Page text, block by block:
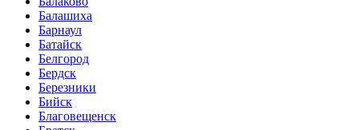
Балашиха
Барнаул
Батайск
Белгород
Бердск
Березники
Бийск
Благовещенск